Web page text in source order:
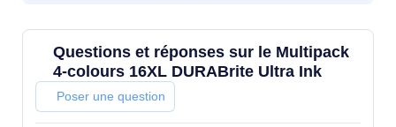
Questions et réponses sur le Multipack
4-colours 16XL DURABrite Ultra Ink
Poser une question